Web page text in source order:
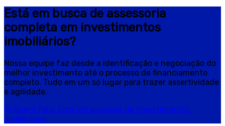
Está em busca de assessoria
completa em investimentos
imobiliários?
Nossa equipe faz desde a identificação e negociação do
melhor investimento até o processo de financiamento
completo. Tudo em um só lugar para trazer assertividade
e agilidade.
Quero falar com um assessor de investimentos
imobiliários.